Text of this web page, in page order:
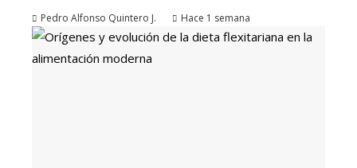
Pedro Alfonso Quintero J. Hace 1 semana